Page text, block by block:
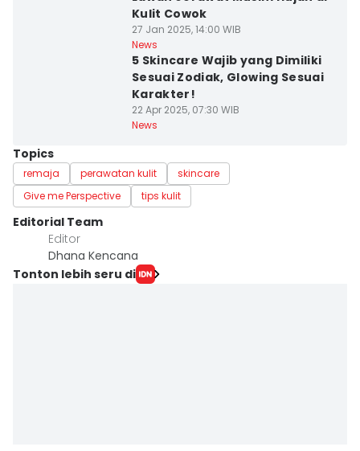
Kulit Cowok
27 Jan 2025, 14:00 WIB
News
5 Skincare Wajib yang Dimiliki
Sesuai Zodiak, Glowing Sesuai
Karakter!
22 Apr 2025, 07:30 WIB
News
Topics
remaja perawatan kulit
skincare
Give me Perspective
tips kulit
Editorial Team
Editor
Dhana Kencana
Tonton lebih seru di